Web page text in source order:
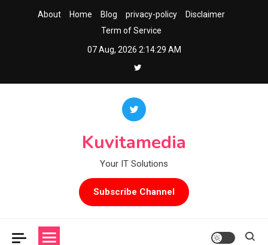
About Home Blog privacy-policy
Disclaimer
Term of Service
07 Aug, 2026 2:14:30 AM
Kuvitamedia
Your IT Solutions
Subscribe Channel